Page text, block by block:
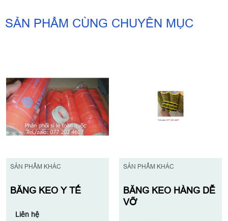
SẢN PHẨM CÙNG CHUYÊN MỤC
SẢN PHẨM KHÁC
BĂNG KEO Y TẾ
Liên hệ
SẢN PHẨM KHÁC
BĂNG KEO HÀNG DỄ
VỠ